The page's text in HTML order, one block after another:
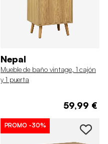
Nepal
Mueble de baño vintage, 1 cajón
y 1 puerta
59,99 €
PROMO -30%